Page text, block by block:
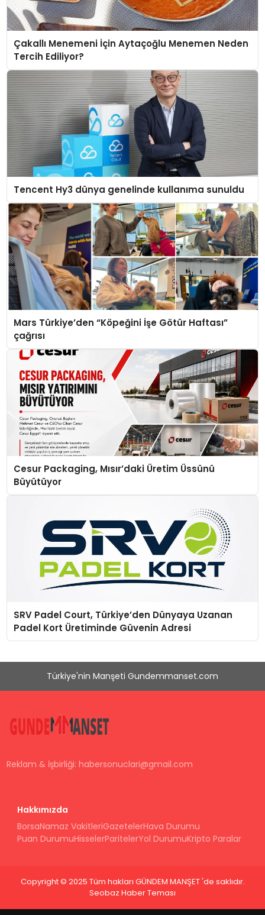
Çakallı Menemeni İçin Aytaçoğlu Menemen Neden
Tercih Ediliyor?
Tencent Hy3 dünya genelinde kullanıma sunuldu
Mars Türkiye’den “Köpeğini İşe Götür Haftası”
çağrısı
Cesur Packaging, Mısır’daki Üretim Üssünü
Büyütüyor
SRV Padel Court, Türkiye’den Dünyaya Uzanan
Padel Kort Üretiminde Güvenin Adresi
Türkiye'nin Manşeti Gundemmanset.com
Reklam & İşbirliği:habersonuclari@gmail.com
Hakkımızda
BorsaNamaz VakitleriGazetelerHava Durumu
Puan DurumuHisselerParitelerYol DurumuKripto Paralar
Copyright © 2025 Tüm hakları GÜNDEM MANŞET 'de saklıdır.
Seobaz Haber Teması